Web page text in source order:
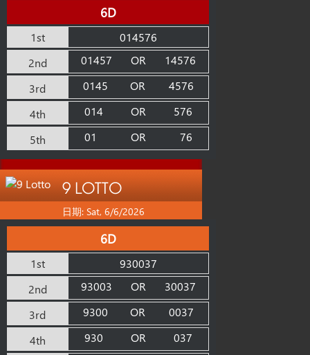
6D
1st
014576
2nd
01457 OR
14576
3rd
0145 OR
4576
4th
014 OR
576
5th
01 OR 76
9 LOTTO
日期: Sat, 6/6/2026
6D
1st
930037
2nd
93003 OR
30037
3rd
9300 OR
0037
4th
930 OR
037